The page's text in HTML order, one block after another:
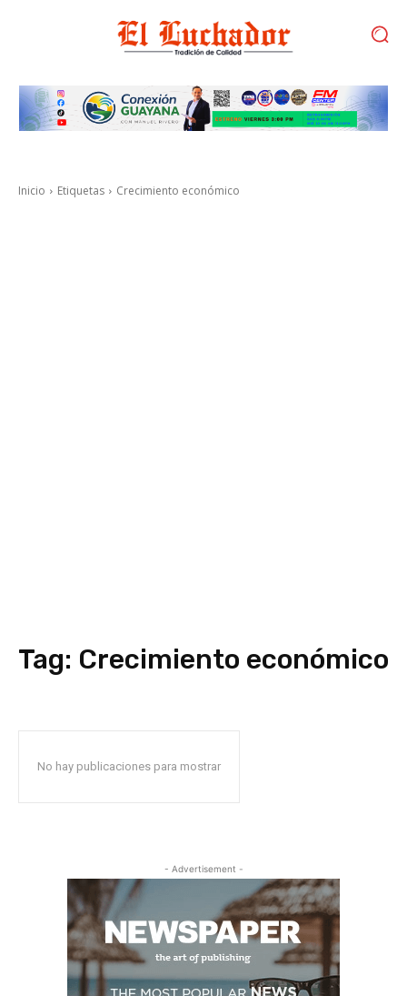
Inicio Etiquetas Crecimiento económico
Tag: Crecimiento económico
No hay publicaciones para mostrar
- Advertisement -